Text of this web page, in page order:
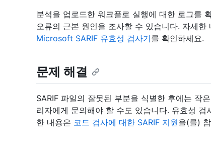
분석을 업로드한 워크플로 실행에 대한 로그를
오류의 근본 원인을 조사할 수 있습니다. 자세한
Microsoft SARIF 유효성 검사기를 확인하세요.
문제 해결
SARIF 파일의 잘못된 부분을 식별한 후에는 작
리자에게 문의해야 할 수도 있습니다. 유효성
한 내용은 코드 검사에 대한 SARIF 지원을(를)